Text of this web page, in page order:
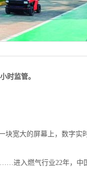
时监管。
宽大的屏幕上，数字
进入燃气行业22年，